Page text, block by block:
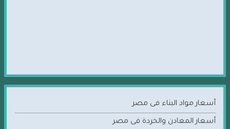
أسعار مواد البناء فى مصر
أسعار المعادن والخردة فى مصر